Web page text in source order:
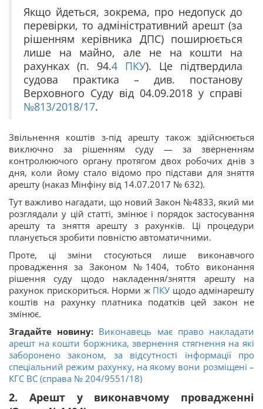
Якщо йдеться, зокрема, про недопуск до
перевірки, то адміністративний арешт (за
рішенням керівника ДПС) поширюється
лише на майно, але не на кошти на
рахунках (п. 94.4 ПКУ). Це підтвердила
судова практика – див. постанову
Верховного Суду від 04.09.2018 у справі
№813/2018/17.
Звільнення коштів з-під арешту також здійснюється
виключно за рішенням суду — за зверненням
контролюючого органу протягом двох робочих днів з
дня, коли йому стало відомо про підстави для зняття
арешту (наказ Мінфіну від 14.07.2017 № 632).
Тут важливо нагадати, що новий Закон №4833, який ми
розглядали у цій статті, змінює і порядок застосування
арешту та зняття арешту з рахунків. Ці процедури
планується зробити повністю автоматичними.
Проте, ці зміни стосуються лише виконавчого
провадження за Законом №1404, тобто виконання
рішення суду щодо накладення/зняття арешту на
рахунок прискориться. Норми ж ПКУ щодо адмінарешту
коштів на рахунку платника податків цей закон не
змінює.
Згадайте новину: Виконавець має право накладати
арешт на кошти боржника, звернення стягнення на які
заборонено законом, за відсутності інформації про
спеціальний режим рахунку, на якому вони розміщені –
КГС ВС (справа № 204/9551/18)
2. Арешт у виконавчому провадженні